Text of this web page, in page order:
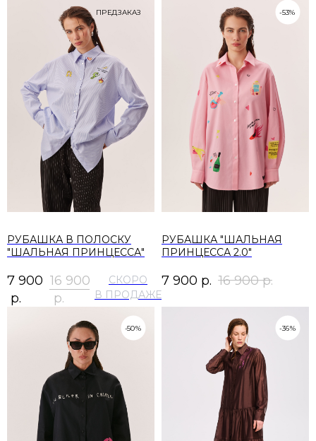
ПРЕДЗАКАЗ
РУБАШКА В ПОЛОСКУ
"ШАЛЬНАЯ ПРИНЦЕССА"
7 900
р.
16 900
р.
-53%
РУБАШКА "ШАЛЬНАЯ
ПРИНЦЕССА 2.0"
7 900 р. 16 900 р.
-50% -36%